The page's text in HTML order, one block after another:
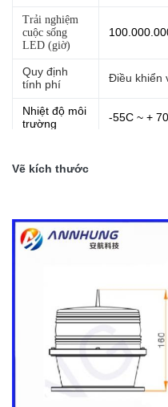
Trải nghiệm
cuộc sống
LED (giờ)
Quy định
tính phí
Điều khiển
Nhiệt độ môi
trường
-55C ~ +
Khối lượng
Vật liệu cơ
bản
Nhôm
Vẽ kích thước